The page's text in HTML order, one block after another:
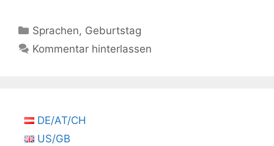
Kategorien
Sprachen, Geburtstag
Kommentar hinterlassen
DE/AT/CH
US/GB